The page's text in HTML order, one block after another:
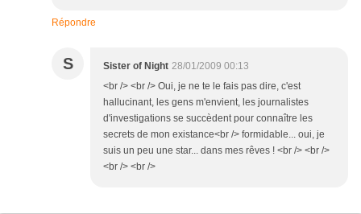
Répondre
S Sister of Night 28/01/2009 00:13
<br /> <br /> Oui, je ne te le fais pas dire, c'est
hallucinant, les gens m'envient, les journalistes
d'investigations se succèdent pour connaître les
secrets de mon existance<br /> formidable... oui, je
suis un peu une star... dans mes rêves ! <br /> <br />
<br /> <br />